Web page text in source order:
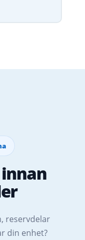
reservdelar
din enhet?